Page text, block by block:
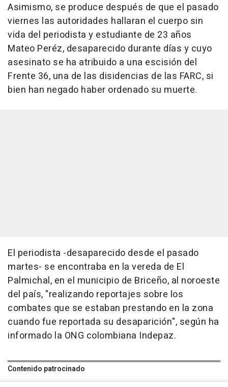
Asimismo, se produce después de que el pasado
viernes las autoridades hallaran el cuerpo sin
vida del periodista y estudiante de 23 años
Mateo Peréz, desaparecido durante días y cuyo
asesinato se ha atribuido a una escisión del
Frente 36, una de las disidencias de las FARC, si
bien han negado haber ordenado su muerte.
El periodista -desaparecido desde el pasado
martes- se encontraba en la vereda de El
Palmichal, en el municipio de Briceño, al noroeste
del país, "realizando reportajes sobre los
combates que se estaban prestando en la zona
cuando fue reportada su desaparición", según ha
informado la ONG colombiana Indepaz.
Contenido patrocinado